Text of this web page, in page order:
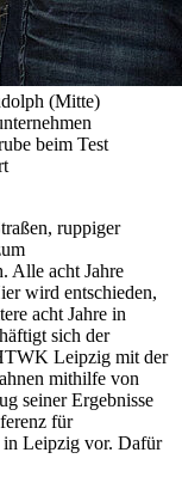
(Mitte)
beim Test
ruppiger
Alle acht Jahre
wird entschieden,
acht Jahre in
sich der
Leipzig mit der
mithilfe von
seiner Ergebnisse
für
in Leipzig vor. Dafür